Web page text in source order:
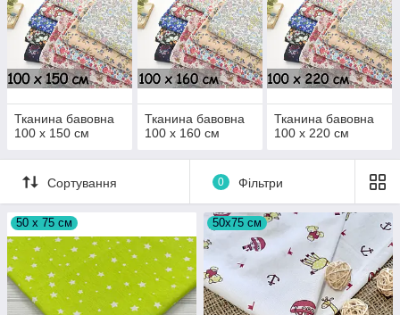
Тканина бавовна
100 х 150 см
Тканина бавовна
100 х 160 см
Тканина бавовна
100 х 220 см
Сортування 0 Фільтри
50 х 75 см 50х75 см